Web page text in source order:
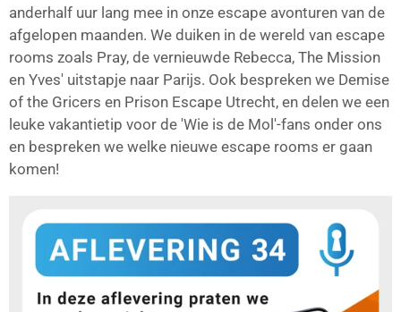
anderhalf uur lang mee in onze escape avonturen van de
afgelopen maanden. We duiken in de wereld van escape
rooms zoals Pray, de vernieuwde Rebecca, The Mission
en Yves' uitstapje naar Parijs. Ook bespreken we Demise
of the Gricers en Prison Escape Utrecht, en delen we een
leuke vakantietip voor de 'Wie is de Mol'-fans onder ons
en bespreken we welke nieuwe escape rooms er gaan
komen!